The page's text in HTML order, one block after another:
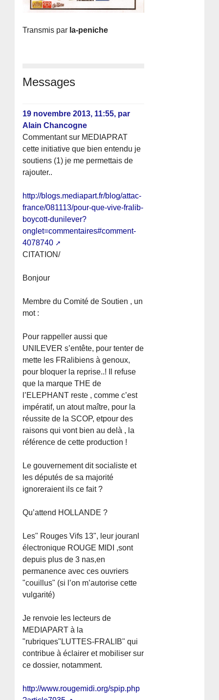
Transmis par la-peniche
Messages
19 novembre 2013, 11:55, par
Alain Chancogne
Commentant sur MEDIAPRAT
cette initiative que bien entendu je
soutiens (1) je me permettais de
rajouter..
http://blogs.mediapart.fr/blog/attac-
france/081113/pour-que-vive-fralib-
boycott-dunilever?
onglet=commentaires#comment-
4078740
CITATION/
Bonjour
Membre du Comité de Soutien , un
mot :
Pour rappeller aussi que
UNILEVER s’entête, pour tenter de
mette les FRalibiens à genoux,
pour bloquer la reprise..! Il refuse
que la marque THE de
l’ELEPHANT reste , comme c’est
impératif, un atout maître, pour la
réussite de la SCOP, etpour des
raisons qui vont bien au delà , la
référence de cette production !
Le gouvernement dit socialiste et
les députés de sa majorité
ignoreraient ils ce fait ?
Qu’attend HOLLANDE ?
Les" Rouges Vifs 13", leur jouranl
électronique ROUGE MIDI ,sont
depuis plus de 3 nas,en
permanence avec ces ouvriers
"couillus" (si l’on m’autorise cette
vulgarité)
Je renvoie les lecteurs de
MEDIAPART à la
"rubriques"LUTTES-FRALIB" qui
contribue à éclairer et mobiliser sur
ce dossier, notamment.
http://www.rougemidi.org/spip.php